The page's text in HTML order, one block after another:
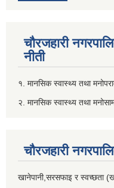
चौरजहारी
नीती
१. मानसिक स्वास्थ्य तथा
२. मानसिक स्वास्थ्य तथा
चौरजहारी
खानेपानी,सरसफाइ र स्वच्छता